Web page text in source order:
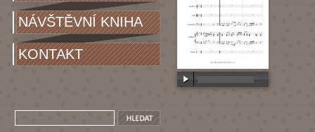
NÁVŠTĚVNÍ KNIHA
KONTAKT